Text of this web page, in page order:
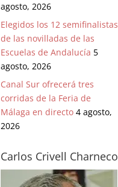
agosto, 2026
Elegidos los 12 semifinalistas
de las novilladas de las
Escuelas de Andalucía 5
agosto, 2026
Canal Sur ofrecerá tres
corridas de la Feria de
Málaga en directo 4 agosto,
2026
Carlos Crivell Charneco